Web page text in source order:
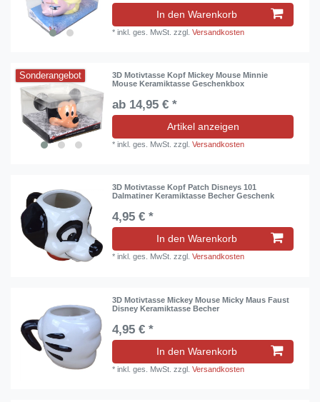
In den Warenkorb
*inkl. ges. MwSt. zzgl.Versandkosten
Sonderangebot
3D Motivtasse Kopf Mickey Mouse Minnie
Mouse Keramiktasse Geschenkbox
ab 14,95 € *
Artikel anzeigen
*inkl. ges. MwSt. zzgl.Versandkosten
3D Motivtasse Kopf Patch Disneys 101
Dalmatiner Keramiktasse Becher Geschenk
4,95 € *
In den Warenkorb
*inkl. ges. MwSt. zzgl.Versandkosten
3D Motivtasse Mickey Mouse Micky Maus Faust
Disney Keramiktasse Becher
4,95 € *
In den Warenkorb
*inkl. ges. MwSt. zzgl.Versandkosten